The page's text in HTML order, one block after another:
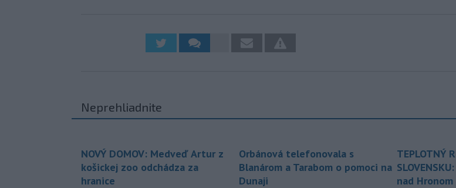
Neprehliadnite
NOVÝ DOMOV: Medveď Artur z
košickej zoo odchádza za
hranice
Orbánová telefonovala s
Blanárom a Tarabom o pomoci na
Dunaji
TEPLOTNÝ
nad Hronom